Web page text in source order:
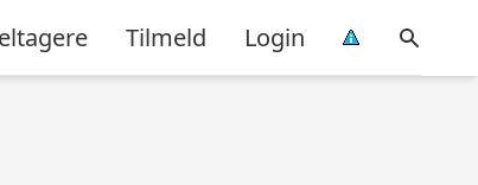
Tilmeld Login